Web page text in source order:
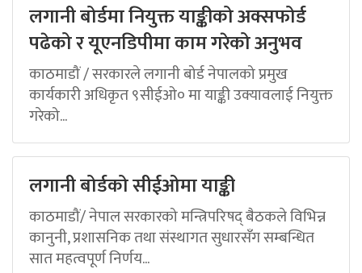
लगानी बोर्डमा नियुक्त याङ्कीको अक्सफोर्ड
पढेको र यूएनडिपीमा काम गरेको अनुभव
काठमाडौं / सरकारले लगानी बोर्ड नेपालको प्रमुख
कार्यकारी अधिकृत ९सीईओ० मा याङ्की उक्यावलाई नियुक्त
गरेको...
लगानी बोर्डको सीईओमा याङ्की
काठमाडौं/ नेपाल सरकारको मन्त्रिपरिषद् बैठकले विभिन्न
कानुनी, प्रशासनिक तथा संस्थागत सुधारसँग सम्बन्धित
सात महत्वपूर्ण निर्णय...